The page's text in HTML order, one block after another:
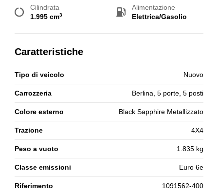
Cilindrata
1.995 cm3
Alimentazione
Elettrica/Gasolio
Caratteristiche
Tipo di veicolo Nuovo
Carrozzeria Berlina, 5 porte, 5 posti
Colore esterno Black Sapphire Metallizzato
Trazione 4X4
Peso a vuoto 1.835 kg
Classe emissioni Euro 6e
Riferimento 1091562-400